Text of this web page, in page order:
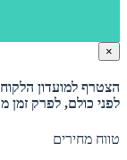
×
הצטרף למועדון
לפני כולם, לפרק זמן
טווח מחירים